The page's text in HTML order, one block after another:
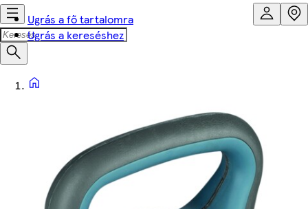
Ugrás a fő tartalomra
Ugrás a kereséshez